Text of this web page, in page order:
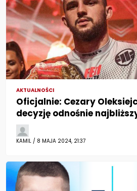
AKTUALNOŚCI
Oficjalnie: Cezary
decyzję odnośnie
KAMIL / 8 MAJA 2024, 21:37